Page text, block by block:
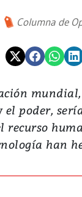
Columna de
el poder,
recurso
han